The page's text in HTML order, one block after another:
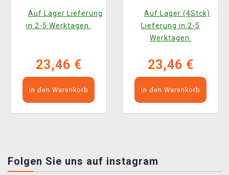
Booster (16 Karten)
Auf Lager Lieferung
in 2-5 Werktagen.
23,46 €
In den Warenkorb
Deck (Emperor
Palpatine)
Auf Lager (4Stck)
Lieferung in 2-5
Werktagen.
23,46 €
In den Warenkorb
Folgen Sie uns auf instagram